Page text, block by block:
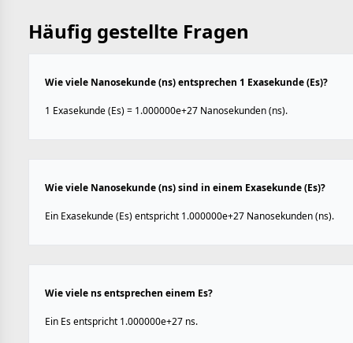
Häufig gestellte Fragen
Wie viele Nanosekunde (ns) entsprechen 1 Exasekunde (Es)?
1 Exasekunde (Es) = 1.000000e+27 Nanosekunden (ns).
Wie viele Nanosekunde (ns) sind in einem Exasekunde (Es)?
Ein Exasekunde (Es) entspricht 1.000000e+27 Nanosekunden (ns).
Wie viele ns entsprechen einem Es?
Ein Es entspricht 1.000000e+27 ns.